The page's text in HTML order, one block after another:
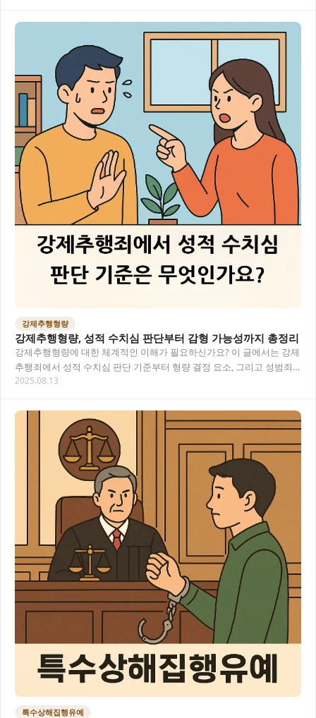
강제추행형량
강제추행형량, 성적 수치심 판단부터 감형 가능성까지 총정리
강제추행형량에 대한 체계적인 이해가 필요하신가요? 이 글에서는 강제
추행죄에서 성적 수치심 판단 기준부터 형량 결정 요소, 그리고 성범죄
전문변호사의 조력을 통한 효과적인 대응 방법까…
2025.08.13
특수상해집행유예